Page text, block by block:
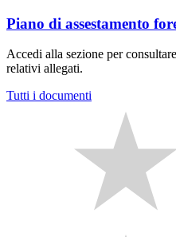
Piano di assestamento
Accedi alla sezione per
relativi allegati.
Tutti i documenti